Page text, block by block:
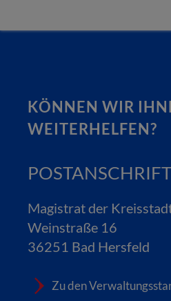
KÖNNEN WIR
WEITERHELFEN?
POSTANSCHRIFT
Magistrat der
Weinstraße 16
36251 Bad Hersfeld
Zu den